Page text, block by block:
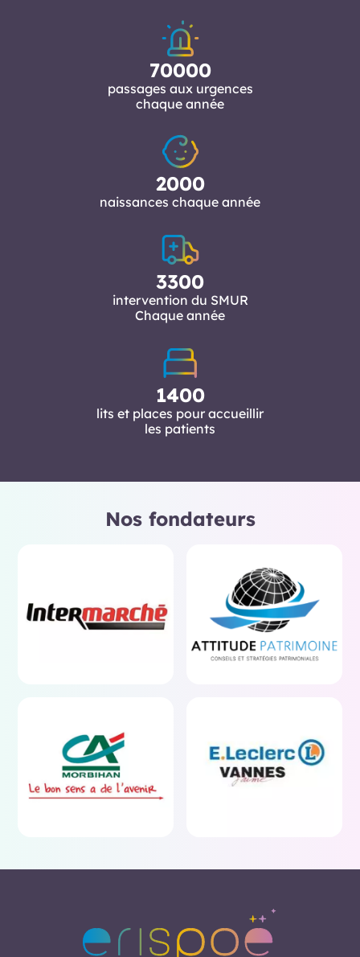
70000
passages aux urgences
chaque année
2000
naissances chaque année
3300
intervention du SMUR
Chaque année
1400
lits et places pour accueillir
les patients
Nos fondateurs